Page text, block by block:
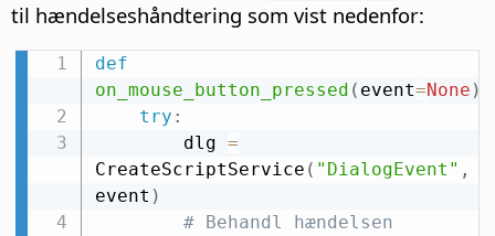
til hændelseshåndtering som vist nedenfor:
def
on_mouse_button_pressed ( event=None )
try :
        dlg
=
CreateScriptService ( "DialogEvent" ,
event )
# Behandl hændelsen